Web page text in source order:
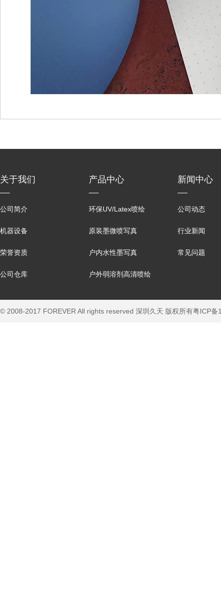
关于我们
公司简介
机器设备
荣誉资质
公司仓库
产品中心
环保UV/Latex喷绘
原装墨微喷写真
户内水性墨写真
户外弱溶剂高清喷绘
新闻中心
公司动态
行业新闻
常见问题
© 2008-2017 FOREVER All rights reserved 深圳久天 版权所有粤ICP备